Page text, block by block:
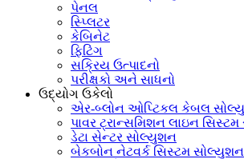
પેનલ
સ્પ્લિટર
કેબિનેટ
ફિટિંગ
સક્રિય ઉત્પાદનો
પરીક્ષકો અને સાધનો
ઉદ્યોગ ઉકેલો
એર-બ્લોન ઓપ્ટિકલ કેબલ
પાવર ટ્રાન્સમિશન લાઇન
ડેટા સેન્ટર સોલ્યુશન
બેકબોન નેટવર્ક સિસ્ટમ સોલ્યુશન